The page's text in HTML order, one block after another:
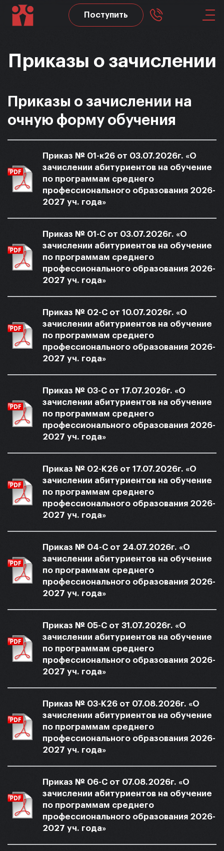
Skip to main content
Поступить
Приказы о зачислении
Приказы о зачислении на
очную форму обучения
Приказ № 01-к26 от 03.07.2026г. «О
зачислении абитуриентов на обучение
по программам среднего
профессионального образования 2026-
2027 уч. года»
Приказ № 01-С от 03.07.2026г. «О
зачислении абитуриентов на обучение
по программам среднего
профессионального образования 2026-
2027 уч. года»
Приказ № 02-С от 10.07.2026г. «О
зачислении абитуриентов на обучение
по программам среднего
профессионального образования 2026-
2027 уч. года»
Приказ № 03-С от 17.07.2026г. «О
зачислении абитуриентов на обучение
по программам среднего
профессионального образования 2026-
2027 уч. года»
Приказ № 02-K26 от 17.07.2026г. «О
зачислении абитуриентов на обучение
по программам среднего
профессионального образования 2026-
2027 уч. года»
Приказ № 04-С от 24.07.2026г. «О
зачислении абитуриентов на обучение
по программам среднего
профессионального образования 2026-
2027 уч. года»
Приказ № 05-С от 31.07.2026г. «О
зачислении абитуриентов на обучение
по программам среднего
профессионального образования 2026-
2027 уч. года»
Приказ № 03-K26 от 07.08.2026г. «О
зачислении абитуриентов на обучение
по программам среднего
профессионального образования 2026-
2027 уч. года»
Приказ № 06-С от 07.08.2026г. «О
зачислении абитуриентов на обучение
по программам среднего
профессионального образования 2026-
2027 уч. года»